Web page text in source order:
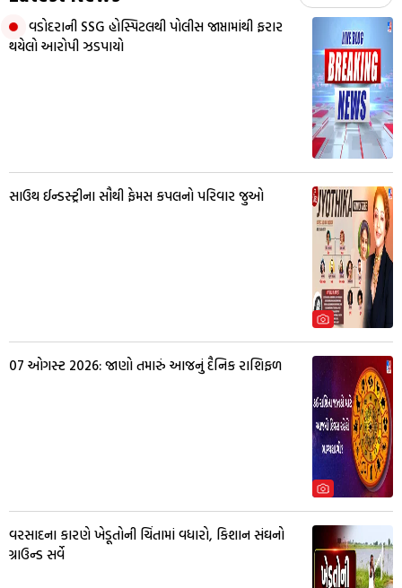
વડોદરાની SSG હોસ્પિટલથી પોલીસ જાપ્તામાંથી ફરાર
થયેલો આરોપી ઝડપાયો
સાઉથ ઈન્ડસ્ટ્રીના સૌથી ફેમસ કપલનો પરિવાર જુઓ
07 ઓગસ્ટ 2026: જાણો તમારું આજનું દૈનિક રાશિફળ
વરસાદના કારણે ખેડૂતોની ચિંતામાં વધારો, કિશાન સંઘનો
ગ્રાઉન્ડ સર્વે